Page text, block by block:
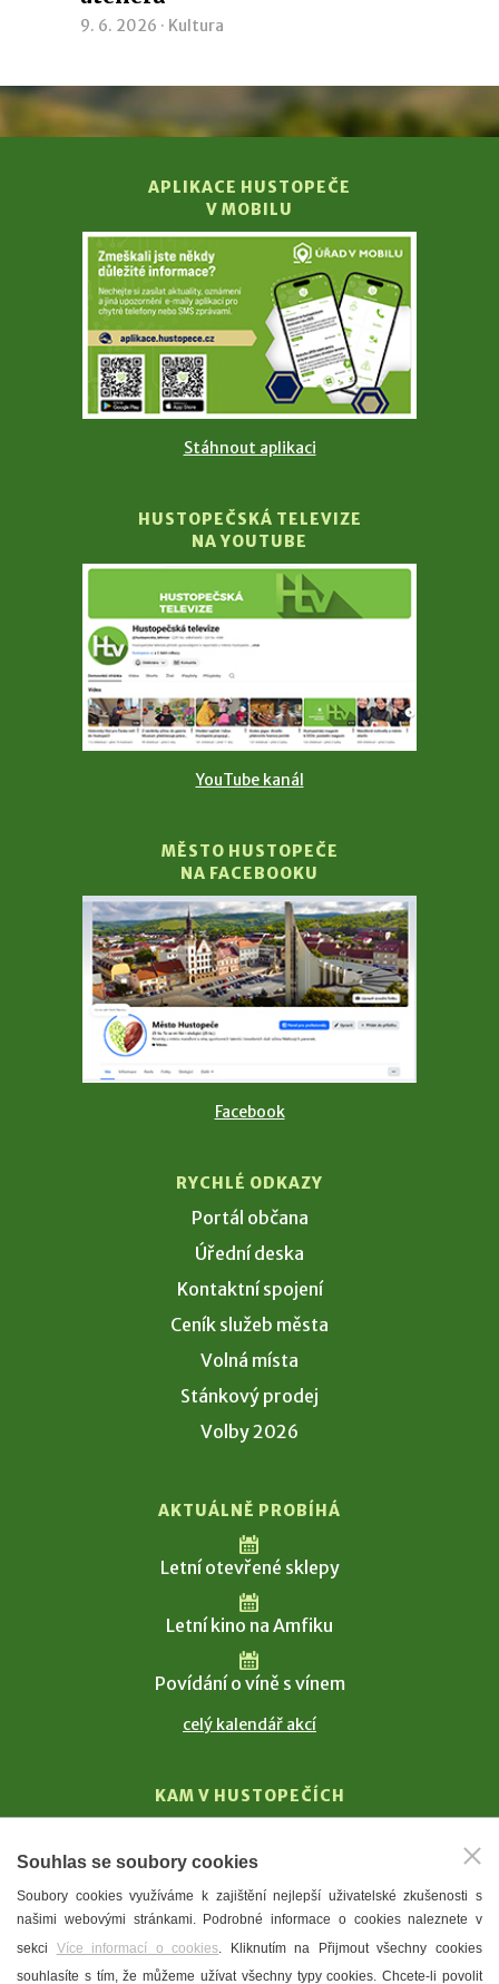
9. 6. 2026 · Kultura
APLIKACE HUSTOPEČE
V MOBILU
Stáhnout aplikaci
HUSTOPEČSKÁ TELEVIZE
NA YOUTUBE
YouTube kanál
MĚSTO HUSTOPEČE
NA FACEBOOKU
Facebook
RYCHLÉ ODKAZY
Portál občana
Úřední deska
Kontaktní spojení
Ceník služeb města
Volná místa
Stánkový prodej
Volby 2026
AKTUÁLNĚ PROBÍHÁ
Letní otevřené sklepy
Letní kino na Amfiku
Povídání o víně s vínem
celý kalendář akcí
KAM V HUSTOPEČÍCH
T. G. Masaryk
Mandloně
Ubytování
Restaurace
Souhlas se soubory cookies
Soubory cookies využíváme k zajištění nejlepší uživatelské zkušenosti s
našimi webovými stránkami. Podrobné informace o cookies naleznete v
sekci Více informací o cookies. Kliknutím na Přijmout všechny cookies
souhlasíte s tím, že můžeme užívat všechny typy cookies. Chcete-li povolit